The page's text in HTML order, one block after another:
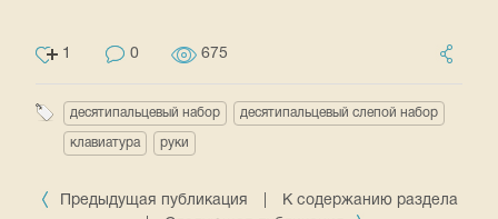
1 0 675
десятипальцевый набор десятипальцевый слепой набор
клавиатура руки
Предыдущая публикация
К содержанию раздела